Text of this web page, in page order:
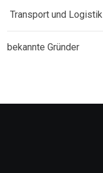
Transport und Logistik
bekannte Gründer